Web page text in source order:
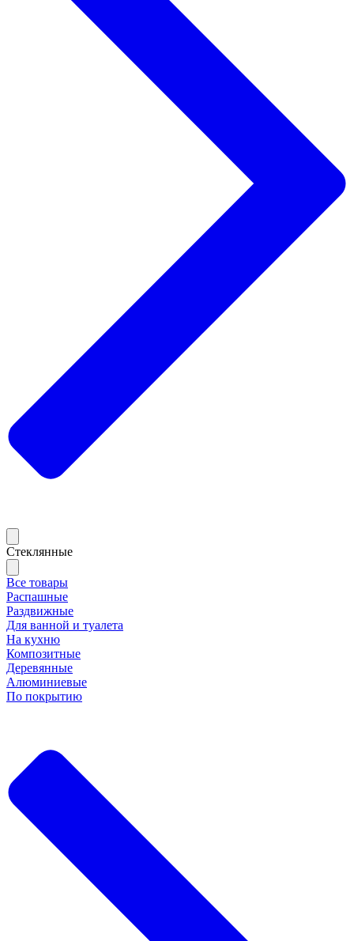
Стеклянные
Все товары
Распашные
Раздвижные
Для ванной и туалета
На кухню
Композитные
Деревянные
Алюминиевые
По покрытию